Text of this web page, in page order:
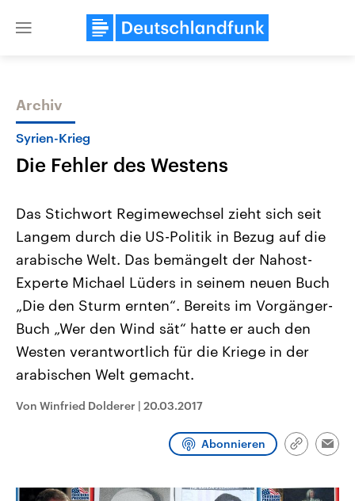
Close
Themen
Landtagswahl Sachsen-Anhalt
2026
Alle Informationen
Sachsen-Anhalt wählt am 6.
September 2026 einen neuen
Landtag. Seit 2021 wird das
Bundesland von einer Koalition aus
Umfragen, Prognosen,
und Hintergründe zu den Parteien
und Kandidaten der anstehenden
USA
Aktuelle Beiträge,
Hintergründe
Wirtschaftlich und
gehören die Vereinigten
mit großem Einfluss auf
Sendungen Programm Podcasts
Archiv
Syrien-Krieg
Die Fehler des Westens
Das Stichwort Regimewechsel zieht sich seit
Langem durch die US-Politik in Bezug auf die
arabische Welt. Das bemängelt der Nahost-
Experte Michael Lüders in seinem neuen Buch
„Die den Sturm ernten“. Bereits im Vorgänger-
Buch „Wer den Wind sät“ hatte er auch den
Westen verantwortlich für die Kriege in der
arabischen Welt gemacht.
Von Winfried Dolderer | 20.03.2017
Abonnieren
Link